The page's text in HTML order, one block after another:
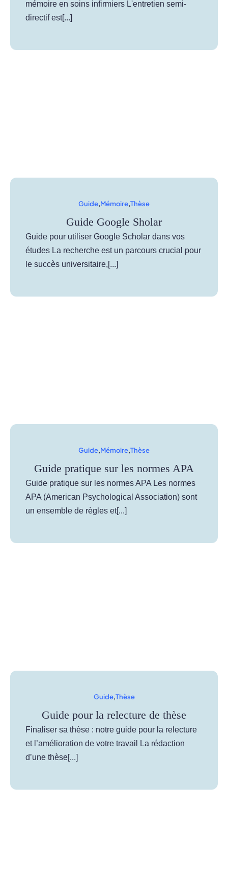
mémoire en soins infirmiers L'entretien semi-
directif est[...]
Guide,Mémoire,Thèse
Guide Google Sholar
Guide pour utiliser Google Scholar dans vos
études La recherche est un parcours crucial pour
le succès universitaire,[...]
Guide,Mémoire,Thèse
Guide pratique sur les normes APA
Guide pratique sur les normes APA Les normes
APA (American Psychological Association) sont
un ensemble de règles et[...]
Guide,Thèse
Guide pour la relecture de thèse
Finaliser sa thèse : notre guide pour la relecture
et l’amélioration de votre travail La rédaction
d’une thèse[...]